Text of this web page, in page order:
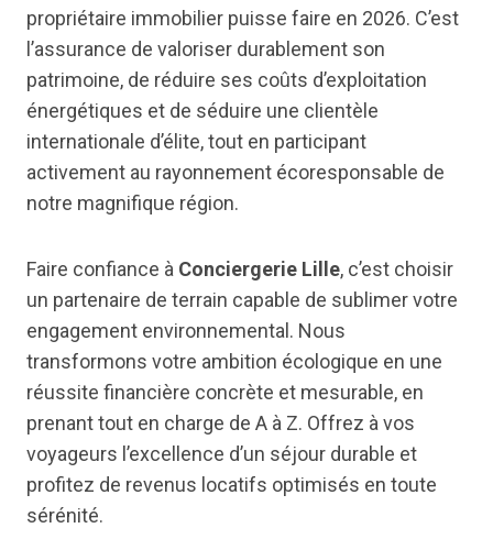
propriétaire immobilier puisse faire en 2026. C’est
l’assurance de valoriser durablement son
patrimoine, de réduire ses coûts d’exploitation
énergétiques et de séduire une clientèle
internationale d’élite, tout en participant
activement au rayonnement écoresponsable de
notre magnifique région.
Faire confiance à Conciergerie Lille, c’est choisir
un partenaire de terrain capable de sublimer votre
engagement environnemental. Nous
transformons votre ambition écologique en une
réussite financière concrète et mesurable, en
prenant tout en charge de A à Z. Offrez à vos
voyageurs l’excellence d’un séjour durable et
profitez de revenus locatifs optimisés en toute
sérénité.